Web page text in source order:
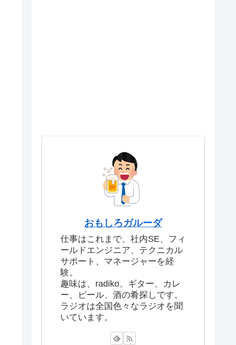
おもしろガルーダ
仕事はこれまで、社内SE、フィ
ールドエンジニア、テクニカル
サポート、マネージャーを経
験。
趣味は、radiko、ギター、カレ
ー、ビール、酒の肴探しです。
ラジオは全国色々なラジオを聞
いています。